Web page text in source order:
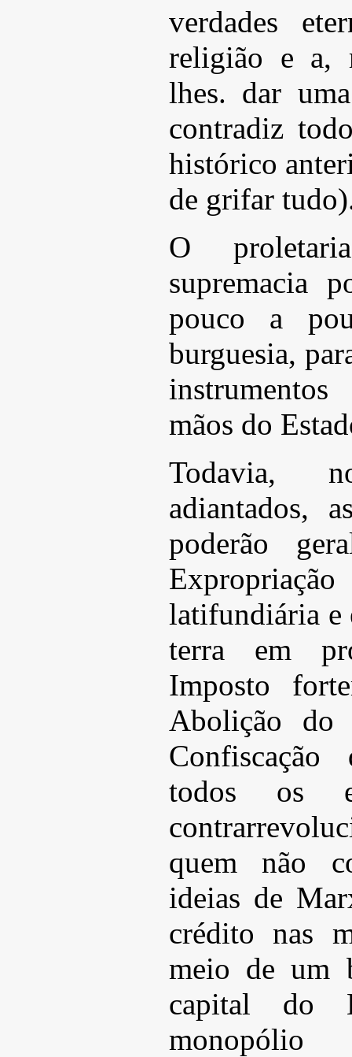
verdades
religião e a,
lhes. dar
contradiz
histórico
de grifar
O
supremacia
pouco a
burguesia,
mãos do
Todavia,
adiantados,
poderão
latifundiária e
terra em
Imposto
Abolição do
todos os
quem não
ideias de
crédito nas
meio de um
capital do